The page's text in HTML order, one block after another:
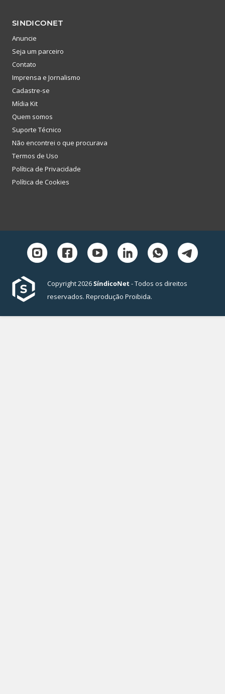
SINDICONET
Anuncie
Seja um parceiro
Contato
Imprensa e Jornalismo
Cadastre-se
Mídia Kit
Quem somos
Suporte Técnico
Não encontrei o que procurava
Termos de Uso
Política de Privacidade
Política de Cookies
Copyright 2026SíndicoNet- Todos os direitos
reservados. Reprodução Proibida.